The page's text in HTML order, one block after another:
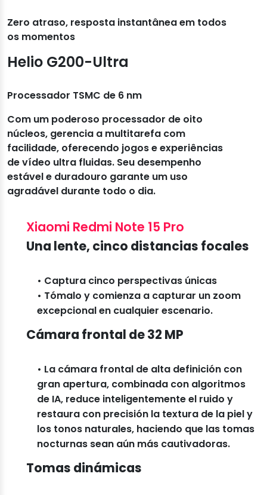
Zero atraso, resposta instantânea em todos
os momentos
Helio G200-Ultra
Processador TSMC de 6 nm
Com um poderoso processador de oito
núcleos, gerencia a multitarefa com
facilidade, oferecendo jogos e experiências
de vídeo ultra fluidas. Seu desempenho
estável e duradouro garante um uso
agradável durante todo o dia.
Xiaomi Redmi Note 15 Pro
Una lente, cinco distancias focales
• Captura cinco perspectivas únicas
• Tómalo y comienza a capturar un zoom
excepcional en cualquier escenario.
Cámara frontal de 32 MP
• La cámara frontal de alta definición con
gran apertura, combinada con algoritmos
de IA, reduce inteligentemente el ruido y
restaura con precisión la textura de la piel y
los tonos naturales, haciendo que las tomas
nocturnas sean aún más cautivadoras.
Tomas dinámicas